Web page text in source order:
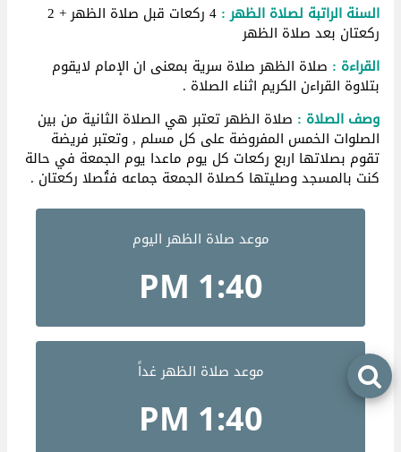
السنة الراتبة لصلاة الظهر :
4 ركعات قبل صلاة الظهر + 2
ركعتان بعد صلاة الظهر
القراءة : صلاة الظهر صلاة سرية بمعنى ان الإمام لايقوم
بتلاوة القراءن الكريم اثناء الصلاة .
وصف الصلاة : صلاة الظهر تعتبر هي الصلاة الثانية من بين
الصلوات الخمس المفروضة على كل مسلم , وتعتبر فريضة
تقوم بصلاتها اربع ركعات كل يوم ماعدا يوم الجمعة في حالة
كنت بالمسجد وصليتها كصلاة الجمعة جماعه فتُصلا ركعتان .
موعد صلاة الظهر اليوم
1:40 PM
موعد صلاة الظهر غداً
1:40 PM